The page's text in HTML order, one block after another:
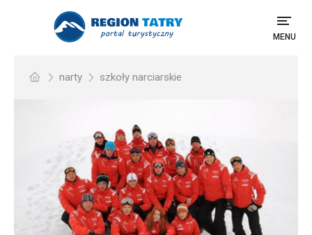
MENU
narty szkoły narciarskie